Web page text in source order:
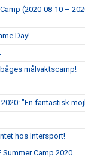
(2020-08-10 –
Day!
målvaktscamp!
"En fantastisk
hos Intersport!
Camp 2020